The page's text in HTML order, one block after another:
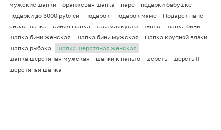
мужские шапки
оранжевая шапка паре
подарки бабушке
подарки до 3000 рублей
подарок подарок маме
Подарок папе
серая шапка
синяя шапка тасамаякусто тепло
шапка бини
шапка бини женская
шапка бини мужская
шапка крупной вязки
шапка рыбака
шапка шерстяная женская
шапка шерстяная мужская
шапки к пальто шерсть
шерсть ff
шерстяная шапка